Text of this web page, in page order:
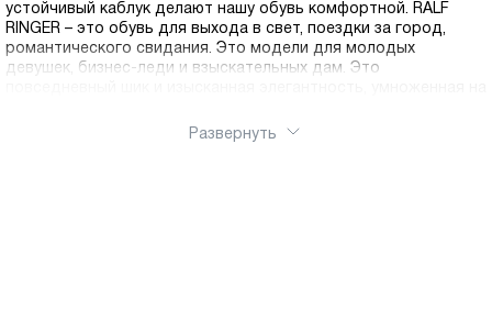
устойчивый каблук делают нашу обувь комфортной. RALF
RINGER – это обувь для выхода в свет, поездки за город,
романтического свидания. Это модели для молодых
девушек, бизнес-леди и взыскательных дам. Это
Женская коллекция RALF RINGER
Развернуть